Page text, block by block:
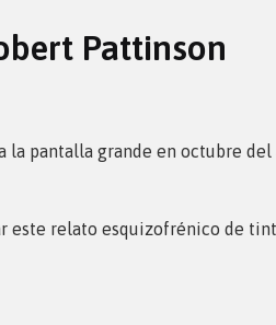
Pattinson
la pantalla grande en octubre
este relato esquizofrénico de